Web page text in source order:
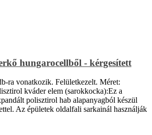
hungarocellből - kérgesített
ra vonatkozik. Felületkezelt. Méret:
kváder elem (sarokkocka):Ez a
polisztirol hab alapanyagból készül
Az épületek oldalfali sarkainál használják